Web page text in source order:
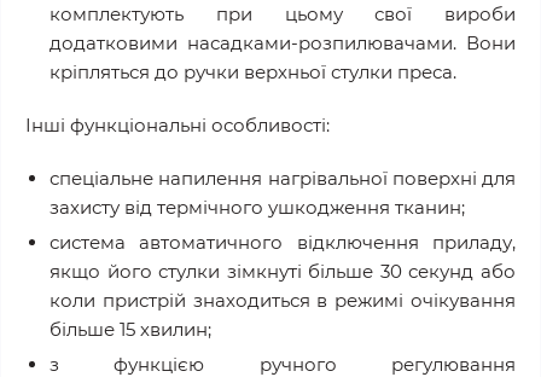
комплектують при цьому свої вироби
додатковими насадками-розпилювачами. Вони
кріпляться до ручки верхньої стулки преса.
Інші функціональні особливості:
спеціальне напилення нагрівальної поверхні для
захисту від термічного ушкодження тканин;
система автоматичного відключення приладу,
якщо його стулки зімкнуті більше 30 секунд або
коли пристрій знаходиться в режимі очікування
більше 15 хвилин;
з функцією ручного регулювання